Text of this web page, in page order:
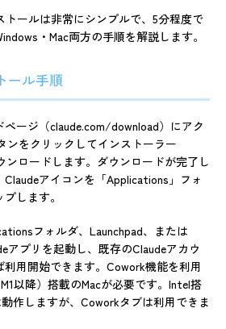
トールは非常にシンプルで、5分程度で
・Mac両方の手順を解説します。
ール手順
ージ（claude.com/download）にアク
ンをクリックしてインストーラー
ンロードします。ダウンロードが完了し
アイコンを「Applications」フォ
します。
フォルダ、Launchpad、または
プリを起動し、既存のClaudeアカウ
用開始できます。Cowork機能を利用
以降）搭載のMacが必要です。Intel搭
作しますが、Coworkタブは利用できま